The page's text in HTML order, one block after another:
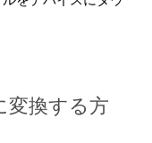
変換する方